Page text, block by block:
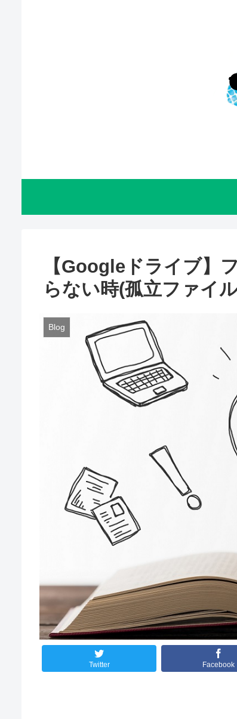
【Googleドライブ】
らない時(孤立ファイ
Blog
Twitter Facebook